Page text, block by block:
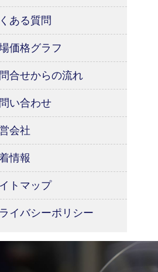
ある質問
価格グラフ
合せからの流れ
い合わせ
会社
情報
トマップ
イバシーポリシー